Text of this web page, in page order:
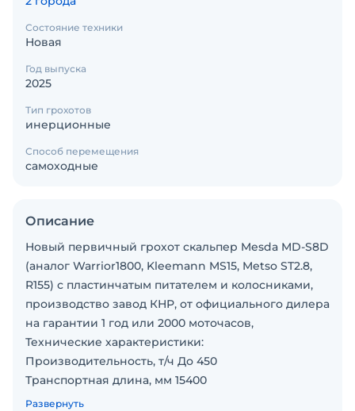
Состояние техники
Новая
Год выпуска
2025
Тип грохотов
инерционные
Способ перемещения
самоходные
Описание
Новый первичный грохот скальпер Mesda MD-S8D
(аналог Warrior1800, Kleemann MS15, Metso ST2.8,
R155) с пластинчатым питателем и колосниками,
производство завод КНР, от официального дилера
на гарантии 1 год или 2000 моточасов,
Технические характеристики:
Производительность, т/ч До 450
Транспортная длина, мм 15400
Транспортная ширина, мм 3000
Развернуть